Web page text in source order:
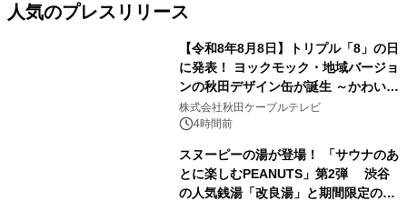
人気のプレスリリース
【令和8年8月8日】トリプル「8」の日
に発表！ ヨックモック・地域バージョ
ンの秋田デザイン缶が誕生 ～かわいい
秋田犬の子犬と秋田の四季と名所を巡
るパッケージ～ 9月1日(火)秋田県内で
株式会社秋田ケーブルテレビ
4時間前
スヌーピーの湯が登場！ 「サウナのあ
とに楽しむPEANUTS」第2弾 渋谷
の人気銭湯「改良湯」と期間限定のコ